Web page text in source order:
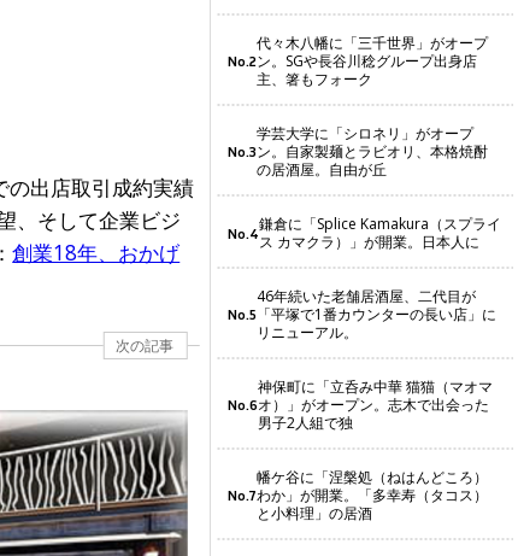
の出店取引成約実績
、そして企業ビジ
創業18年、おかげ
次の記事
No.2
代々木八幡に「三千世界」がオープ
ン。SGや長谷川稔グループ出身店
主、箸もフォーク
No.3
学芸大学に「シロネリ」がオープ
ン。自家製麺とラビオリ、本格焼酎
の居酒屋。自由が丘
No.4鎌倉に「Splice Kamakura（スプライ
ス カマクラ）」が開業。日本人に
No.5
46年続いた老舗居酒屋、二代目が
「平塚で1番カウンターの長い店」に
リニューアル。
No.6
神保町に「立呑み中華 猫猫（マオマ
オ）」がオープン。志木で出会った
男子2人組で独
No.7
幡ケ谷に「涅槃処（ねはんどころ）
わか」が開業。「多幸寿（タコス）
と小料理」の居酒